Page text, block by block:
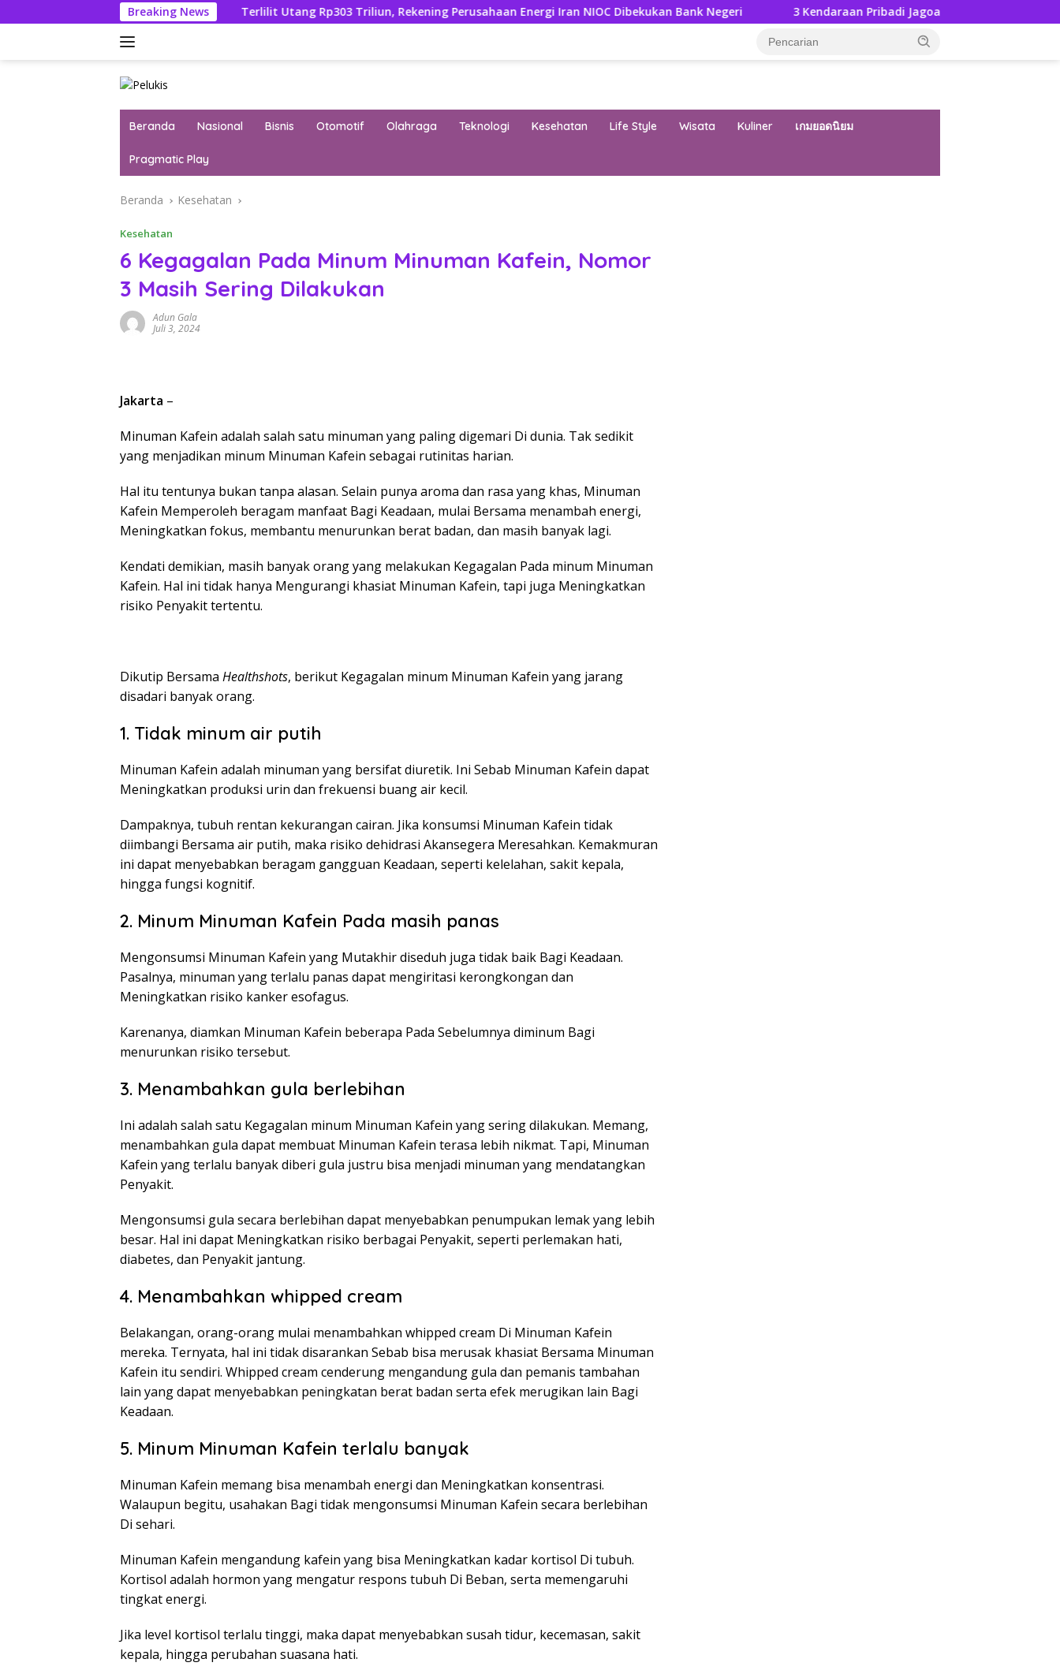
ke
Breaking News
Terlilit Utang Rp303 Triliun, Rekening Perusahaan Energi Iran NIOC Dibekukan Bank Negeri 3 Kendaraan Pribadi Jagoan Suzuki Bisa Dijajal Langsung Di
Beranda Nasional Bisnis Otomotif Olahraga Teknologi Kesehatan Life Style Wisata Kuliner เกมยอดนิยม
Pragmatic Play
Beranda Kesehatan
Kesehatan
6 Kegagalan Pada Minum Minuman Kafein, Nomor
3 Masih Sering Dilakukan
Adun Gala
Juli 3, 2024
Jakarta –
Minuman Kafein adalah salah satu minuman yang paling digemari Di dunia. Tak sedikit
yang menjadikan minum Minuman Kafein sebagai rutinitas harian.
Hal itu tentunya bukan tanpa alasan. Selain punya aroma dan rasa yang khas, Minuman
Kafein Memperoleh beragam manfaat Bagi Keadaan, mulai Bersama menambah energi,
Meningkatkan fokus, membantu menurunkan berat badan, dan masih banyak lagi.
Kendati demikian, masih banyak orang yang melakukan Kegagalan Pada minum Minuman
Kafein. Hal ini tidak hanya Mengurangi khasiat Minuman Kafein, tapi juga Meningkatkan
risiko Penyakit tertentu.
Dikutip Bersama Healthshots, berikut Kegagalan minum Minuman Kafein yang jarang
disadari banyak orang.
1. Tidak minum air putih
Minuman Kafein adalah minuman yang bersifat diuretik. Ini Sebab Minuman Kafein dapat
Meningkatkan produksi urin dan frekuensi buang air kecil.
Dampaknya, tubuh rentan kekurangan cairan. Jika konsumsi Minuman Kafein tidak
diimbangi Bersama air putih, maka risiko dehidrasi Akansegera Meresahkan. Kemakmuran
ini dapat menyebabkan beragam gangguan Keadaan, seperti kelelahan, sakit kepala,
hingga fungsi kognitif.
2. Minum Minuman Kafein Pada masih panas
Mengonsumsi Minuman Kafein yang Mutakhir diseduh juga tidak baik Bagi Keadaan.
Pasalnya, minuman yang terlalu panas dapat mengiritasi kerongkongan dan
Meningkatkan risiko kanker esofagus.
Karenanya, diamkan Minuman Kafein beberapa Pada Sebelumnya diminum Bagi
menurunkan risiko tersebut.
3. Menambahkan gula berlebihan
Ini adalah salah satu Kegagalan minum Minuman Kafein yang sering dilakukan. Memang,
menambahkan gula dapat membuat Minuman Kafein terasa lebih nikmat. Tapi, Minuman
Kafein yang terlalu banyak diberi gula justru bisa menjadi minuman yang mendatangkan
Penyakit.
Mengonsumsi gula secara berlebihan dapat menyebabkan penumpukan lemak yang lebih
besar. Hal ini dapat Meningkatkan risiko berbagai Penyakit, seperti perlemakan hati,
diabetes, dan Penyakit jantung.
4. Menambahkan whipped cream
Belakangan, orang-orang mulai menambahkan whipped cream Di Minuman Kafein
mereka. Ternyata, hal ini tidak disarankan Sebab bisa merusak khasiat Bersama Minuman
Kafein itu sendiri. Whipped cream cenderung mengandung gula dan pemanis tambahan
lain yang dapat menyebabkan peningkatan berat badan serta efek merugikan lain Bagi
Keadaan.
5. Minum Minuman Kafein terlalu banyak
Minuman Kafein memang bisa menambah energi dan Meningkatkan konsentrasi.
Walaupun begitu, usahakan Bagi tidak mengonsumsi Minuman Kafein secara berlebihan
Di sehari.
Minuman Kafein mengandung kafein yang bisa Meningkatkan kadar kortisol Di tubuh.
Kortisol adalah hormon yang mengatur respons tubuh Di Beban, serta memengaruhi
tingkat energi.
Jika level kortisol terlalu tinggi, maka dapat menyebabkan susah tidur, kecemasan, sakit
kepala, hingga perubahan suasana hati.